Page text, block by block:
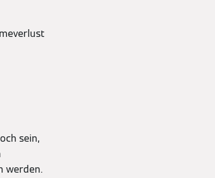
sein,
werden.